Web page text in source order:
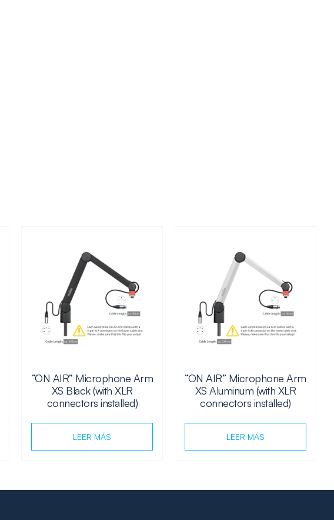
“ON AIR” Microphone Arm
XS Black (with XLR
connectors installed)
LEER MÁS
“ON AIR” Microphone Arm
XS Aluminum (with XLR
connectors installed)
LEER MÁS